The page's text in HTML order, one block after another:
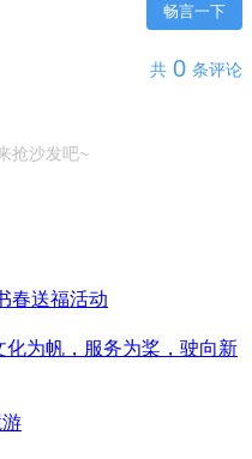
畅言一下
共 0 条评论
抢沙发吧~
春送福活动
化为帆，服务为桨，驶向新